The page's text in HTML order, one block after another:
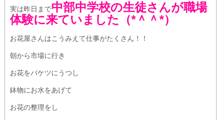
実は昨日まで中部中学校の生徒さんが職場
体験に来ていました（*＾＾*）
お花屋さんはこうみえて仕事がたくさん！！
朝から市場に行き
お花をバケツにうつし
鉢物にお水をあげて
お花の整理をし